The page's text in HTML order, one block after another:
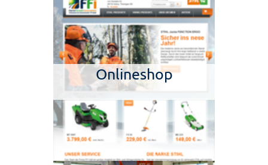
Onlineshop